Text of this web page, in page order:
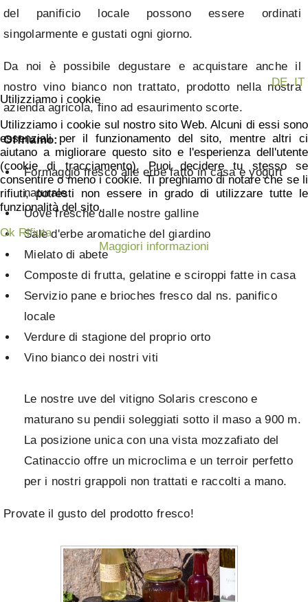
del panificio locale possono essere ordinati
singolarmente e gustati ogni giorno.
Da noi è possibile degustare e acquistare anche il
nostro vino bianco non trattato, prodotto nella nostra
azienda agricola, fino ad esaurimento scorte.
Offriamo:
Formaggio fresco alle erbe fatto in casa e yogurt
naturale
Uove fresche dalle nostre galline
Sale d'erbe aromatiche del giardino
Mielato di abete
Composte di frutta, gelatine e sciroppi fatte in casa
Servizio pane e brioches fresco dal ns. panifico
locale
Verdure di stagione del proprio orto
Vino bianco dei nostri viti
Le nostre uve del vitigno Solaris crescono e
maturano su pendii soleggiati sotto il maso a 900 m.
La posizione unica con una vista mozzafiato del
Catinaccio offre un microclima e un terroir perfetto
per i nostri grappoli non trattati e raccolti a mano.
Provate il gusto del prodotto fresco!
Utilizziamo i cookie
DE IT
Utilizziamo i cookie sul nostro sito Web. Alcuni di essi sono
essenziali per il funzionamento del sito, mentre altri ci
aiutano a migliorare questo sito e l'esperienza dell'utente
(cookie di tracciamento). Puoi decidere tu stesso se
consentire o meno i cookie. Ti preghiamo di notare che se li
rifiuti, potresti non essere in grado di utilizzare tutte le
funzionalità del sito.
Ok Rifiuta
Maggiori informazioni